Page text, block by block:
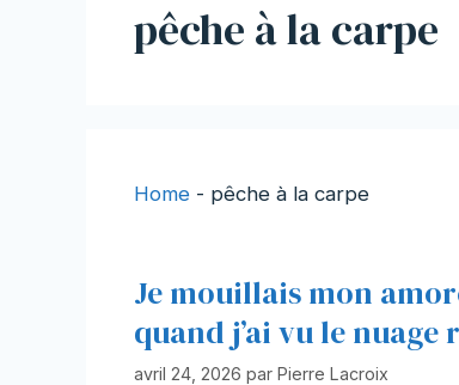
pêche à la carpe
Home - pêche à la carpe
Je mouillais mon
quand j’ai vu le
avril 24, 2026 par Pierre Lacroix